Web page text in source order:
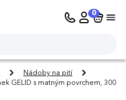
0
Nádoby na pití
GELID s matným povrchem, 300